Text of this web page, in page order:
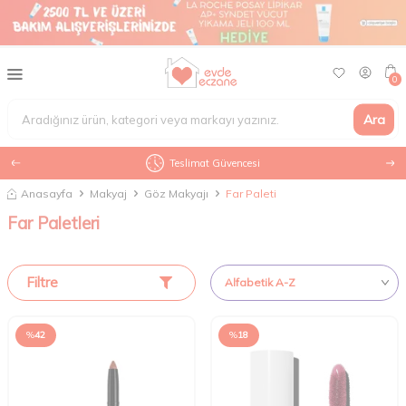
Ara
0
Teslimat Güvencesi
Anasayfa Makyaj Göz Makyajı Far Paleti
Far Paletleri
Filtre
%42 %18